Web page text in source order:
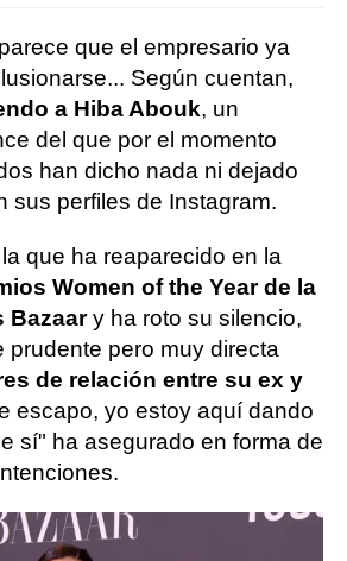
que el empresario ya
Según cuentan,
a Hiba Abouk, un
del que por el momento
han dicho nada ni dejado
sus perfiles de Instagram.
que ha reaparecido en la
Women of the Year de la
Bazaary ha roto su silencio,
prudente pero muy directa
de relación entre su ex y
escapo, yo estoy aquí dando
sí" ha asegurado en forma de